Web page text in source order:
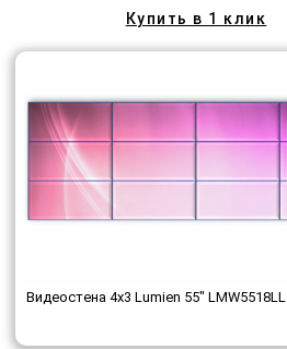
Купить в 1 клик
Видеостена 4x3 Lumien 55" LMW5518LL